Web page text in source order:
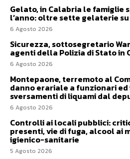
Gelato, in Calabria le famiglie
l’anno: oltre sette gelaterie
6 Agosto 2026
Sicurezza, sottosegretario
agenti della Polizia di Stato in
6 Agosto 2026
Montepaone, terremoto al
danno erariale a funzionari
sversamenti di liquami dal
6 Agosto 2026
Controlli ai locali pubblici:
presenti, vie di fuga, alcool ai
igienico-sanitarie
5 Agosto 2026